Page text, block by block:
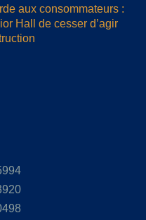
aux consommateurs :
Hall de cesser d’agir